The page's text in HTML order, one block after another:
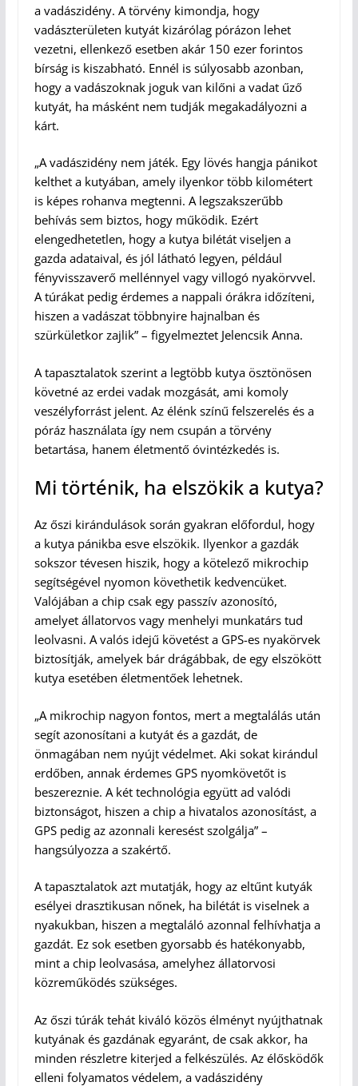
a vadászidény. A törvény kimondja, hogy
vadászterületen kutyát kizárólag pórázon lehet
vezetni, ellenkező esetben akár 150 ezer forintos
bírság is kiszabható. Ennél is súlyosabb azonban,
hogy a vadászoknak joguk van kilőni a vadat űző
kutyát, ha másként nem tudják megakadályozni a
kárt.
„A vadászidény nem játék. Egy lövés hangja pánikot
kelthet a kutyában, amely ilyenkor több kilométert
is képes rohanva megtenni. A legszakszerűbb
behívás sem biztos, hogy működik. Ezért
elengedhetetlen, hogy a kutya bilétát viseljen a
gazda adataival, és jól látható legyen, például
fényvisszaverő mellénnyel vagy villogó nyakörvvel.
A túrákat pedig érdemes a nappali órákra időzíteni,
hiszen a vadászat többnyire hajnalban és
szürkületkor zajlik” – figyelmeztet Jelencsik Anna.
A tapasztalatok szerint a legtöbb kutya ösztönösen
követné az erdei vadak mozgását, ami komoly
veszélyforrást jelent. Az élénk színű felszerelés és a
póráz használata így nem csupán a törvény
betartása, hanem életmentő óvintézkedés is.
Mi történik, ha elszökik a kutya?
Az őszi kirándulások során gyakran előfordul, hogy
a kutya pánikba esve elszökik. Ilyenkor a gazdák
sokszor tévesen hiszik, hogy a kötelező mikrochip
segítségével nyomon követhetik kedvencüket.
Valójában a chip csak egy passzív azonosító,
amelyet állatorvos vagy menhelyi munkatárs tud
leolvasni. A valós idejű követést a GPS-es nyakörvek
biztosítják, amelyek bár drágábbak, de egy elszökött
kutya esetében életmentőek lehetnek.
„A mikrochip nagyon fontos, mert a megtalálás után
segít azonosítani a kutyát és a gazdát, de
önmagában nem nyújt védelmet. Aki sokat kirándul
erdőben, annak érdemes GPS nyomkövetőt is
beszereznie. A két technológia együtt ad valódi
biztonságot, hiszen a chip a hivatalos azonosítást, a
GPS pedig az azonnali keresést szolgálja” –
hangsúlyozza a szakértő.
A tapasztalatok azt mutatják, hogy az eltűnt kutyák
esélyei drasztikusan nőnek, ha bilétát is viselnek a
nyakukban, hiszen a megtaláló azonnal felhívhatja a
gazdát. Ez sok esetben gyorsabb és hatékonyabb,
mint a chip leolvasása, amelyhez állatorvosi
közreműködés szükséges.
Az őszi túrák tehát kiváló közös élményt nyújthatnak
kutyának és gazdának egyaránt, de csak akkor, ha
minden részletre kiterjed a felkészülés. Az élősködők
elleni folyamatos védelem, a vadászidény